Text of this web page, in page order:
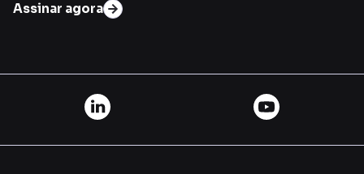
Assinar agora